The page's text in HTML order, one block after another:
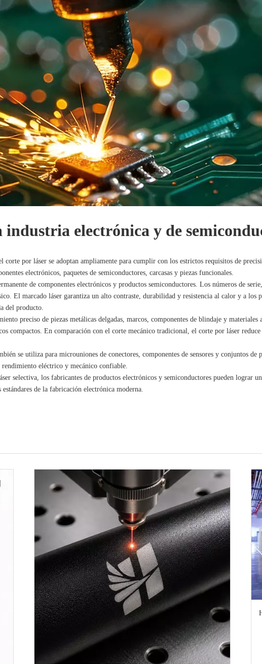
industria electrónica y de
por láser se adoptan ampliamente para cumplir con los estrictos requisitos de
electrónicos, paquetes de semiconductores, carcasas y piezas funcionales.
de componentes electrónicos y productos semiconductores. Los números de
El marcado láser garantiza un alto contraste, durabilidad y resistencia al calor y a los
del producto.
preciso de piezas metálicas delgadas, marcos, componentes de blindaje y
compactos. En comparación con el corte mecánico tradicional, el corte por láser
se utiliza para microuniones de conectores, componentes de sensores y conjuntos
eléctrico y mecánico confiable.
selectiva, los fabricantes de productos electrónicos y semiconductores pueden lograr
de la fabricación electrónica moderna.